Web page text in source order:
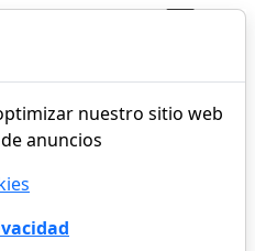
nuestro sitio web
anuncios
Email
Móvil